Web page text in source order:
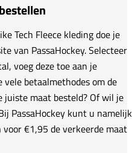
Tech Fleece kleding doe je
van PassaHockey. Selecteer
voeg deze toe aan je
betaalmethodes om de
juiste maat besteld? Of wil je
PassaHockey kunt u namelijk
€1,95 de verkeerde maat